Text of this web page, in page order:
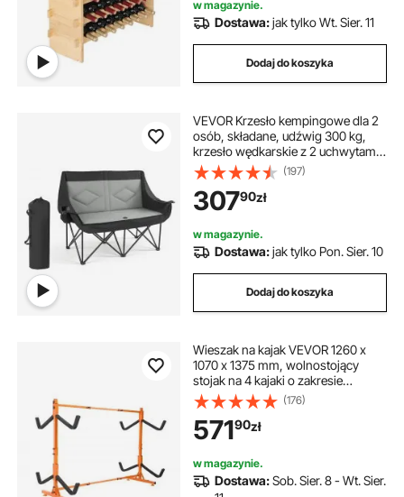
w magazynie.
Dostawa:jak tylko Wt. Sier. 11
Dodaj do koszyka
VEVOR Krzesło kempingowe dla 2
osób, składane, udźwig 300 kg,
krzesło wędkarskie z 2 uchwytami
na napoje, uchwytami na kieliszki
do wina, uchwytami na czasopisma
i torbami transportowymi, do
aktywności na świeżym powietrzu,
wędkowania, 1 szt.
(197)
30790zł
w magazynie.
Dostawa:jak tylko Pon. Sier. 10
Dodaj do koszyka
Wieszak na kajak VEVOR 1260 x
1070 x 1375 mm, wolnostojący
stojak na 4 kajaki o zakresie
regulacji szerokości 1230–1825
mm, wytrzymały stojak na kajaki,
solidne haki do przechowywania
kajaków
(176)
57190zł
w magazynie.
Dostawa:Sob. Sier. 8 - Wt. Sier.